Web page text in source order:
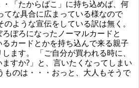
「たからばこ」に持ち込めば、何
てな具合に広まっている様なので
ような宣伝をしている訳は無く。
ぼろになったノーマルカードと
カードとかを持ち込んで来る親子
ます。 「ご自分が買われる時に、
すか?」と、言いたくなってしまい
ものは・・・おっと、大人もそうで